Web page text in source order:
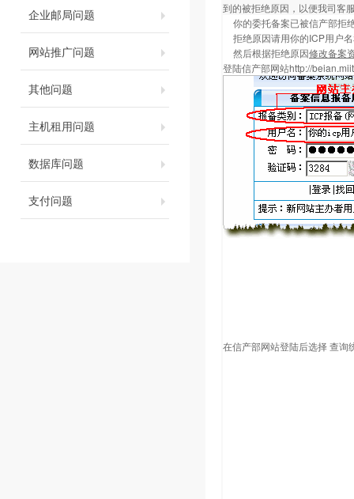
企业邮局问题
网站推广问题
其他问题
主机租用问题
数据库问题
支付问题
到的被拒绝原因，以便我司客
你的委托备案已被信产部拒
拒绝原因请用你的ICP用户
然后根据拒绝原因修改备案
登陆信产部网站http://
在信产部网站登陆后选择 查询